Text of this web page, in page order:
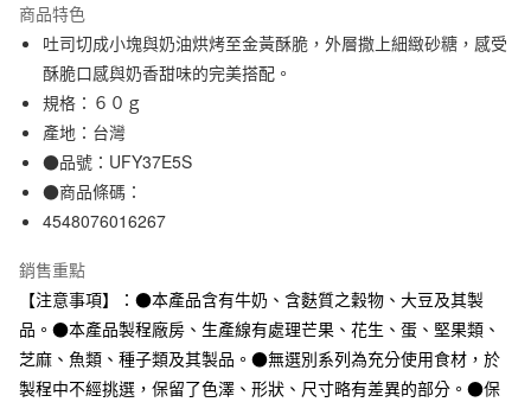
信用卡分期付款
3 期 0 利率 每期NT$26
合作金庫商業銀行
華南商業銀行
上海商業儲蓄銀行
臺灣中小企業銀行
匯豐（台灣）商業銀行
元大商業銀行
玉山商業銀行
星展（台灣）商業銀行
台新國際商業銀行
中國信託商業銀行
台灣樂天信用卡公司
超商取貨付款
LINE Pay
Apple Pay
悠遊付
運送方式
全家取貨付款
商品特色
吐司切成小塊與奶油烘烤至金黃酥脆，外層撒上細緻砂糖，感受
酥脆口感與奶香甜味的完美搭配。
規格：６０ｇ
產地：台灣
●品號：UFY37E5S
●商品條碼：
4548076016267
銷售重點
【注意事項】：●本產品含有牛奶、含麩質之穀物、大豆及其製
品。●本產品製程廠房、生產線有處理芒果、花生、蛋、堅果類、
芝麻、魚類、種子類及其製品。●無選別系列為充分使用食材，於
製程中不經挑選，保留了色澤、形狀、尺寸略有差異的部分。●保